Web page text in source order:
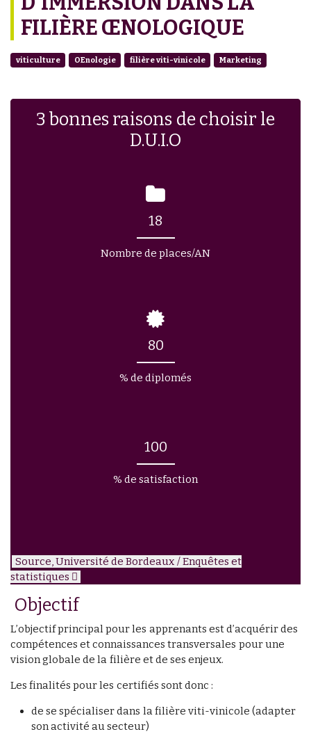
FILIÈRE ŒNOLOGIQUE
viticulture OEnologie filière viti-vinicole Marketing
3 bonnes raisons de choisir le
D.U.I.O
18
Nombre de places/AN
80
% de diplomés
100
% de satisfaction
Source, Université de Bordeaux / Enquêtes et
statistiques
Objectif
L’objectif principal pour les apprenants est d’acquérir des
compétences et connaissances transversales pour une
vision globale de la filière et de ses enjeux.
Les finalités pour les certifiés sont donc :
de se spécialiser dans la filière viti-vinicole (adapter
son activité au secteur)